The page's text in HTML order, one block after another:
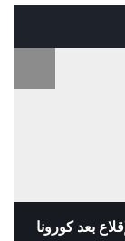
بعد كورونا